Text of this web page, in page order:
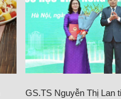
GS.TS Nguyễn Thị Lan